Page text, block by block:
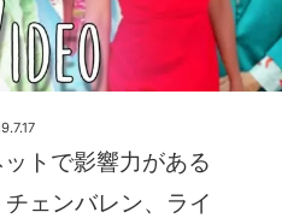
トで影響力がある
ェンバレン、ライ